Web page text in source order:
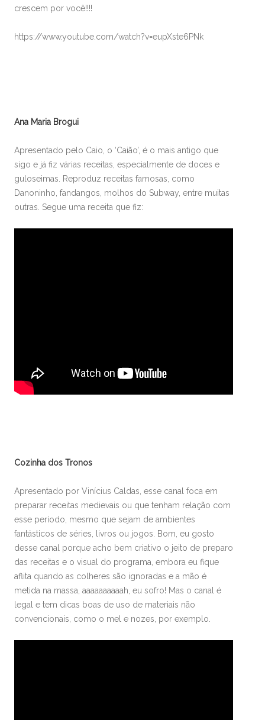
crescem por você!!!!
https://www.youtube.com/watch?v=eupXste6PNk
Ana Maria Brogui
Apresentado pelo Caio, o ‘Caião’, é o mais antigo que
sigo e já fiz várias receitas, especialmente de doces e
guloseimas. Reproduz receitas famosas, como
Danoninho, fandangos, molhos do Subway, entre muitas
outras. Segue uma receita que fiz:
Cozinha dos Tronos
Apresentado por Vinícius Caldas, esse canal foca em
preparar receitas medievais ou que tenham relação com
esse período, mesmo que sejam de ambientes
fantásticos de séries, livros ou jogos. Bom, eu gosto
desse canal porque acho bem criativo o jeito de preparo
das receitas e o visual do programa, embora eu fique
aflita quando as colheres são ignoradas e a mão é
metida na massa, aaaaaaaaaah, eu sofro! Mas o canal é
legal e tem dicas boas de uso de materiais não
convencionais, como o mel e nozes, por exemplo.